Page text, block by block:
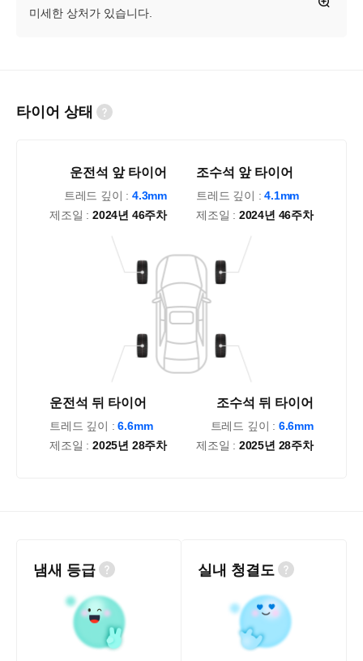
미세한 상처가 있습니다.
타이어 상태
운전석 앞 타이어
트레드 깊이 : 4.3mm
제조일 : 2024년 46주차
운전석 뒤 타이어
트레드 깊이 :6.6mm
제조일 : 2025년 28주차
조수석 뒤 타이어
트레드 깊이 : 6.6mm
제조일 : 2025년 28주차
조수석 앞 타이어
트레드 깊이 :4.1mm
제조일 : 2024년 46주차
냄새 등급 실내 청결도